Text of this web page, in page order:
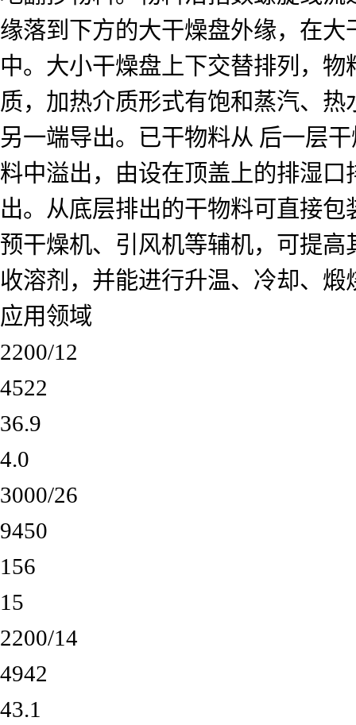
缘落到下方的大干燥盘外缘，在
中。大小干燥盘上下交替排列，
质，加热介质形式有饱和蒸汽、
另一端导出。已干物料从 后一层
料中溢出，由设在顶盖上的排湿
出。从底层排出的干物料可直接
预干燥机、引风机等辅机，可提
收溶剂，并能进行升温、冷却、
应用领域
2200/12
4522
36.9
4.0
3000/26
9450
156
15
2200/14
4942
43.1